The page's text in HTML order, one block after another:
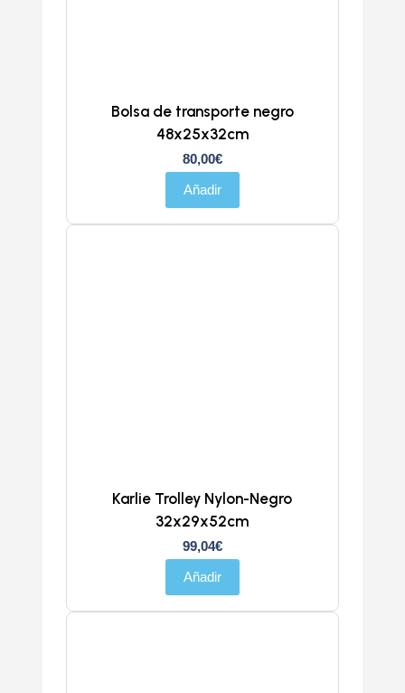
Bolsa de transporte negro
48x25x32cm
80,00€
Añadir
Karlie Trolley Nylon-Negro
32x29x52cm
99,04€
Añadir